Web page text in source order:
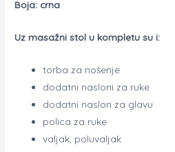
Boja: crna
Uz masažni stol u kompletu su i:
torba za nošenje
dodatni nasloni za ruke
dodatni naslon za glavu
polica za ruke
valjak, poluvaljak